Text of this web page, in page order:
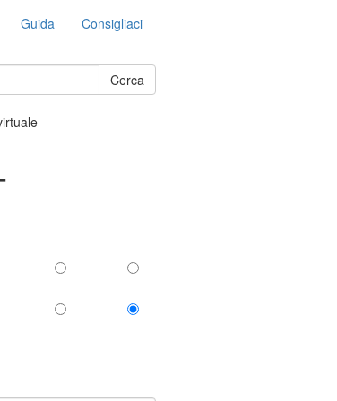
Guida Consigliaci
Cerca